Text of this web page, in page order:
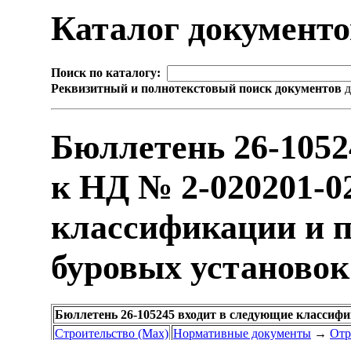
Каталог
Поиск по каталогу:
Реквизитный и полнотекстовый поиск документов
Бюллетень 26-
к НД № 2-020201-
классификации и
буровых
Бюллетень 26-105245 входит в следующие
Строительство (Max) Нормативные документы →